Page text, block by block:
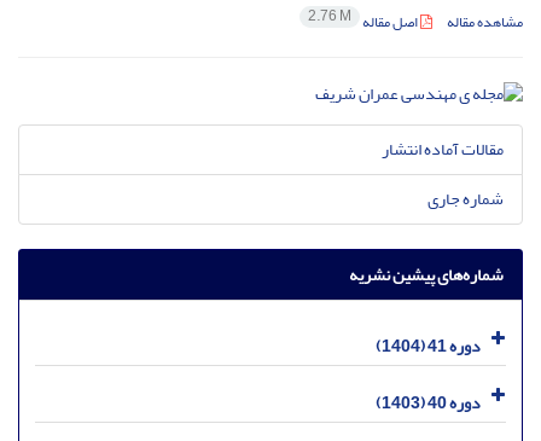
مشاهده مقاله اصل مقاله 2.76 M
مقالات آماده انتشار
شماره جاری
شماره‌های پیشین نشریه
دوره 41 (1404)
دوره 40 (1403)